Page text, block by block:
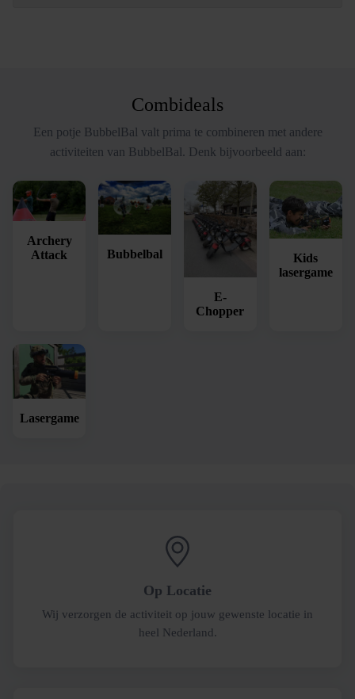
Combideals
Een potje BubbelBal valt prima te combineren met andere
activiteiten van BubbelBal. Denk bijvoorbeeld aan:
Archery
Attack
Bubbelbal
E-
Chopper
Kids
lasergame
Lasergame
Op Locatie
Wij verzorgen de activiteit op jouw gewenste locatie in
heel Nederland.